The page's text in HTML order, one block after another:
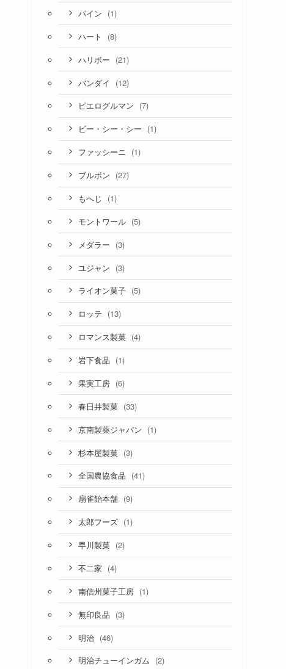
パイン (1)
ハート (8)
ハリボー (21)
バンダイ (12)
ピエログルマン (7)
ビー・シー・シー (1)
ファッシーニ (1)
ブルボン (27)
もへじ (1)
モントワール (5)
メダラー (3)
ユジャン (3)
ライオン菓子 (5)
ロッテ (13)
ロマンス製菓 (4)
岩下食品 (1)
果実工房 (6)
春日井製菓 (33)
京南製薬ジャパン (1)
杉本屋製菓 (3)
全国農協食品 (41)
扇雀飴本舗 (9)
太郎フーズ (1)
早川製菓 (2)
不二家 (4)
南信州菓子工房 (1)
無印良品 (3)
明治 (46)
明治チューインガム (2)